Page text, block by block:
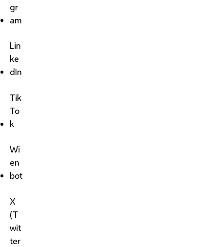
gr
am
Lin
ke
dIn
Tik
To
k
Wi
en
bot
X
(T
wit
ter